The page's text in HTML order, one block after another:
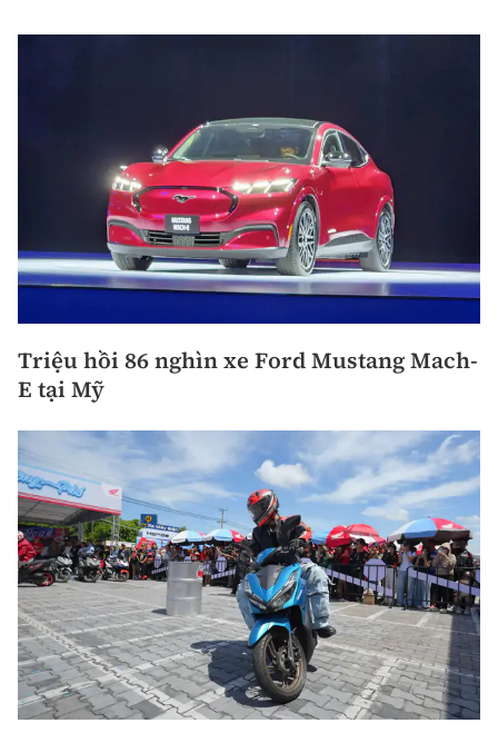
Triệu hồi 86 nghìn xe Ford Mustang Mach-
E tại Mỹ